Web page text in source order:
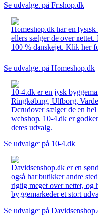
Se udvalget på Frishop.dk
Homeshop.dk har en
ellers sælger de over nettet.
100 % danskejet. Klik her
Se udvalget på Homeshop.dk
10-4.dk er en jysk
Ringkøbing, Ulfborg,
Derudover sælger de en
webshop. 10-4.dk er
deres udvalg.
Se udvalget på 10-4.dk
Davidsenshop.dk er en
også har butikker andre
rigtig meget over nettet, og
byggemarkeder et stort
Se udvalget på